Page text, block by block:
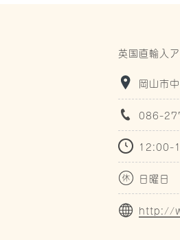
英国直輸入
岡山市
086-
12:00-
日曜日
http://